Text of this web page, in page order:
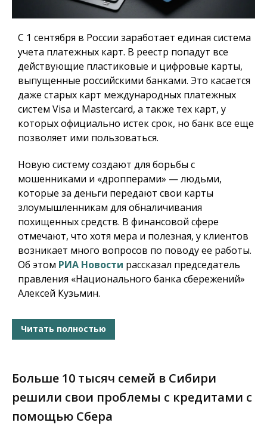
С 1 сентября в России заработает единая система
учета платежных карт. В реестр попадут все
действующие пластиковые и цифровые карты,
выпущенные российскими банками. Это касается
даже старых карт международных платежных
систем Visa и Mastercard, а также тех карт, у
которых официально истек срок, но банк все еще
позволяет ими пользоваться.
Новую систему создают для борьбы с
мошенниками и «дропперами» — людьми,
которые за деньги передают свои карты
злоумышленникам для обналичивания
похищенных средств. В финансовой сфере
отмечают, что хотя мера и полезная, у клиентов
возникает много вопросов по поводу ее работы.
Об этом РИА Новости рассказал председатель
правления «Национального банка сбережений»
Алексей Кузьмин.
Читать полностью
Больше 10 тысяч семей в Сибири
решили свои проблемы с кредитами с
помощью Сбера